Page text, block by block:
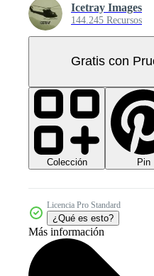
Icetray Images
144.245 Recursos
Gratis con
Colección Pin
Licencia Pro Standard
¿Qué es esto?
Más información